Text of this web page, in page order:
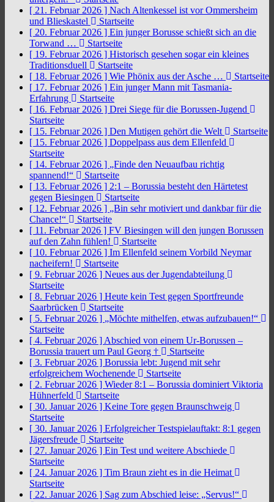
[ 21. Februar 2026 ] Nach Altenkessel ist vor Ommersheim
und Blieskastel
Startseite
[ 20. Februar 2026 ] Ein junger Borusse schießt sich an die
Torwand …
Startseite
[ 19. Februar 2026 ] Historisch gesehen sogar ein kleines
Traditionsduell
Startseite
[ 18. Februar 2026 ] Wie Phönix aus der Asche …
Startseite
[ 17. Februar 2026 ] Ein junger Mann mit Tasmania-
Erfahrung
Startseite
[ 16. Februar 2026 ] Drei Siege für die Borussen-Jugend
Startseite
[ 15. Februar 2026 ] Den Mutigen gehört die Welt
Startseite
[ 15. Februar 2026 ] Doppelpass aus dem Ellenfeld
Startseite
[ 14. Februar 2026 ] „Finde den Neuaufbau richtig
spannend!“
Startseite
[ 13. Februar 2026 ] 2:1 – Borussia besteht den Härtetest
gegen Biesingen
Startseite
[ 12. Februar 2026 ] „Bin sehr motiviert und dankbar für die
Chance!“
Startseite
[ 11. Februar 2026 ] FV Biesingen will den jungen Borussen
auf den Zahn fühlen!
Startseite
[ 10. Februar 2026 ] Im Ellenfeld seinem Vorbild Neymar
nacheifern!
Startseite
[ 9. Februar 2026 ] Neues aus der Jugendabteilung
Startseite
[ 8. Februar 2026 ] Heute kein Test gegen Sportfreunde
Saarbrücken
Startseite
[ 5. Februar 2026 ] „Möchte mithelfen, etwas aufzubauen!“
Startseite
[ 4. Februar 2026 ] Abschied von einem Ur-Borussen –
Borussia trauert um Paul Georg †
Startseite
[ 3. Februar 2026 ] Borussia lebt: Jugend mit sehr
erfolgreichem Wochenende
Startseite
[ 2. Februar 2026 ] Wieder 8:1 – Borussia dominiert Viktoria
Hühnerfeld
Startseite
[ 30. Januar 2026 ] Keine Tore gegen Braunschweig
Startseite
[ 30. Januar 2026 ] Erfolgreicher Testspielauftakt: 8:1 gegen
Jägersfreude
Startseite
[ 27. Januar 2026 ] Ein Test und weitere Abschiede
Startseite
[ 24. Januar 2026 ] Tim Braun zieht es in die Heimat
Startseite
[ 22. Januar 2026 ] Sag zum Abschied leise: „Servus!“